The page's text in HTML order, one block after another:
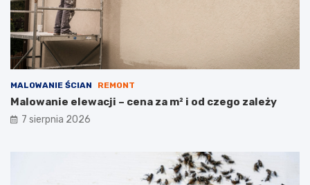
MALOWANIE ŚCIAN REMONT
Malowanie elewacji – cena za m² i od czego zależy
7 sierpnia 2026